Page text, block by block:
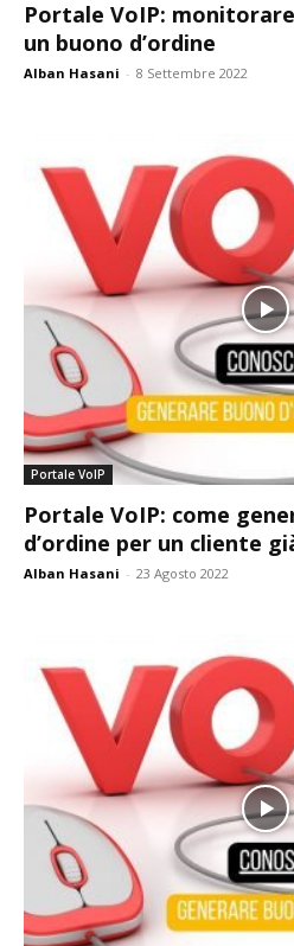
Portale VoIP:
un buono d’ordine
Alban Hasani - 8 Settembre 2022
Portale VoIP
Portale VoIP: come
d’ordine per un cliente
Alban Hasani - 23 Agosto 2022